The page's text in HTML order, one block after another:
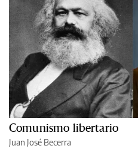
Comunismo libertario
Juan José Becerra